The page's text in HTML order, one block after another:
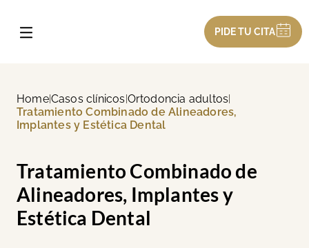
PIDE TU CITA
Home|Casos clínicos Ortodoncia adultos
Tratamiento Combinado de Alineadores,
Implantes y Estética Dental
Tratamiento Combinado de
Alineadores, Implantes y
Estética Dental